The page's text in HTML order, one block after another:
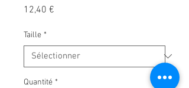
12,40 €
Taille *
Quantité *